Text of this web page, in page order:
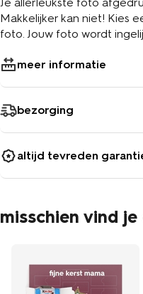
Makkelijker kan niet! Kies
foto. Jouw foto wordt
meer informatie
bezorging
altijd tevreden
misschien vind